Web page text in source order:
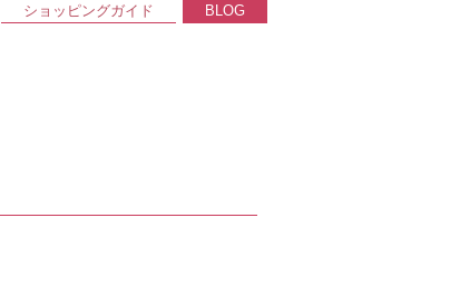
ショッピングガイド BLOG